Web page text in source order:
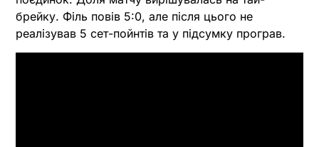
брейку. Філь повів 5:0, але після цього не
реалізував 5 сет-пойнтів та у підсумку програв.